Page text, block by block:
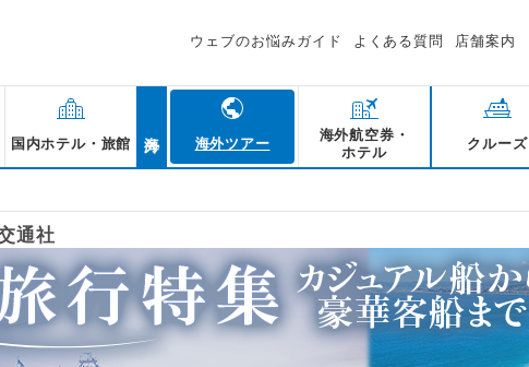
ウェブのお悩みガイド よくある質問 店舗案内
国内ホテル・旅館 海外ツアー
海外航空券・
ホテル
クルーズ
通社